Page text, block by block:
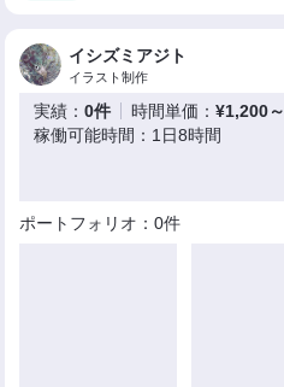
イシズミアジト
イラスト制作
実績：0件 時間単価：¥1,200～
稼働可能時間：1日8時間
ポートフォリオ：0件